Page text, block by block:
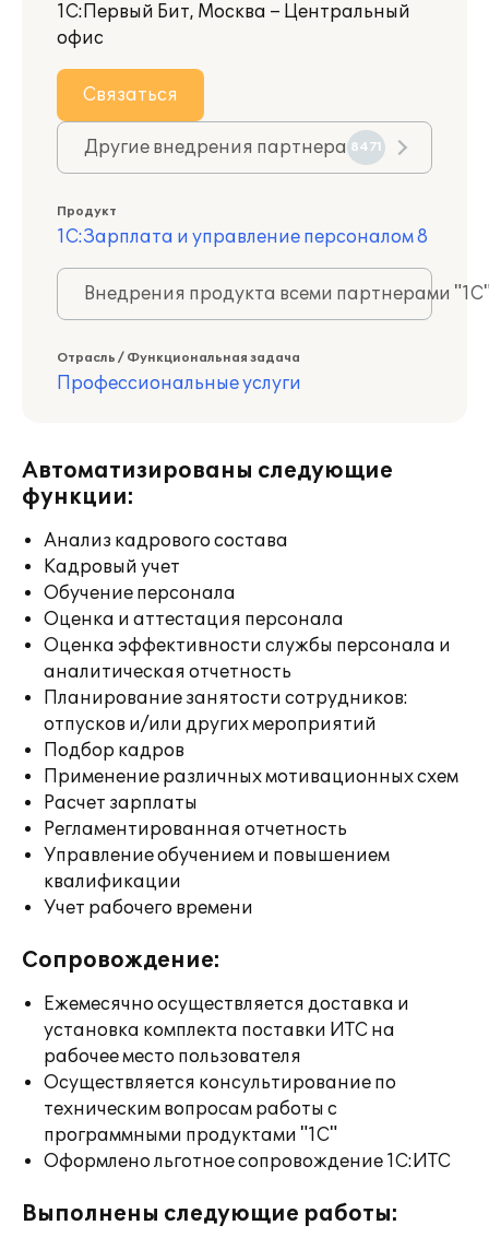
1С:Первый Бит, Москва – Центральный
офис
Связаться
Другие внедрения партнера 8471
Продукт
1С:Зарплата и управление персоналом 8
Внедрения продукта всеми партнерами
Отрасль / Функциональная задача
Профессиональные услуги
Автоматизированы следующие
функции:
Анализ кадрового состава
Кадровый учет
Обучение персонала
Оценка и аттестация персонала
Оценка эффективности службы персонала и
аналитическая отчетность
Планирование занятости сотрудников:
отпусков и/или других мероприятий
Подбор кадров
Применение различных мотивационных схем
Расчет зарплаты
Регламентированная отчетность
Управление обучением и повышением
квалификации
Учет рабочего времени
Сопровождение:
Ежемесячно осуществляется доставка и
установка комплекта поставки ИТС на
рабочее место пользователя
Осуществляется консультирование по
техническим вопросам работы с
программными продуктами "1С"
Оформлено льготное сопровождение 1С:ИТС
Выполнены следующие работы: